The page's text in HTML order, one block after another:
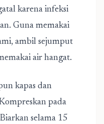
karena infeksi
Guna memakai
ambil sejumput
air hangat.
kapas dan
pada
selama 15